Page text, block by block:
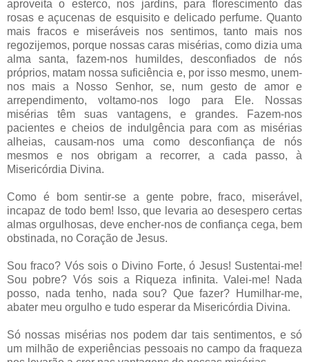
aproveita o esterco, nos jardins, para florescimento das
rosas e açucenas de esquisito e delicado perfume. Quanto
mais fracos e miseráveis nos sentimos, tanto mais nos
regozijemos, porque nossas caras misérias, como dizia uma
alma santa, fazem-nos humildes, desconfiados de nós
próprios, matam nossa suficiência e, por isso mesmo, unem-
nos mais a Nosso Senhor, se, num gesto de amor e
arrependimento, voltamo-nos logo para Ele. Nossas
misérias têm suas vantagens, e grandes. Fazem-nos
pacientes e cheios de indulgência para com as misérias
alheias, causam-nos uma como desconfiança de nós
mesmos e nos obrigam a recorrer, a cada passo, à
Misericórdia Divina.
Como é bom sentir-se a gente pobre, fraco, miserável,
incapaz de todo bem! Isso, que levaria ao desespero certas
almas orgulhosas, deve encher-nos de confiança cega, bem
obstinada, no Coração de Jesus.
Sou fraco? Vós sois o Divino Forte, ó Jesus! Sustentai-me!
Sou pobre? Vós sois a Riqueza infinita. Valei-me! Nada
posso, nada tenho, nada sou? Que fazer? Humilhar-me,
abater meu orgulho e tudo esperar da Misericórdia Divina.
Só nossas misérias nos podem dar tais sentimentos, e só
um milhão de experiências pessoais no campo da fraqueza